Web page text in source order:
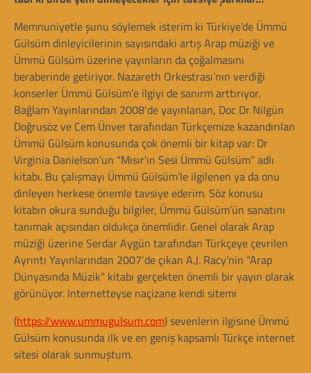
Memnuniyetle şunu söylemek isterim ki Türkiye’de Ümmü
Gülsüm dinleyicilerinin sayısındaki artış Arap müziği ve
Ümmü Gülsüm üzerine yayınların da çoğalmasını
beraberinde getiriyor. Nazareth Orkestrası’nın verdiği
konserler Ümmü Gülsüm’e ilgiyi de sanırm arttırıyor.
Bağlam Yayınlarından 2008′de yayınlanan, Doc Dr Nilgün
Doğrusöz ve Cem Ünver tarafından Türkçemize kazandırılan
Ümmü Gülsüm konusunda çok önemli bir kitap var: Dr
Virginia Danielson’un “Mısır’ın Sesi Ümmü Gülsüm” adlı
kitabı. Bu çalışmayı Ümmü Gülsüm’le ilgilenen ya da onu
dinleyen herkese önemle tavsiye ederim. Söz konusu
kitabın okura sunduğu bilgiler, Ümmü Gülsüm’ün sanatını
tanımak açısından oldukça önemlidir. Genel olarak Arap
müziği üzerine Serdar Aygün tarafından Türkçeye çevrilen
Ayrıntı Yayınlarından 2007′de çıkan A.J. Racy’nin “Arap
Dünyasında Müzik” kitabı gerçekten önemli bir yayın olarak
görünüyor. Internetteyse naçizane kendi sitemi
(https://www.ummugulsum.com) sevenlerin ilgisine Ümmü
Gülsüm konusunda ilk ve en geniş kapsamlı Türkçe internet
sitesi olarak sunmuştum.